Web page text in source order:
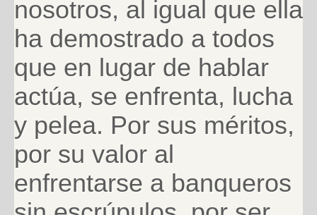
nosotros, al igual que ella
ha demostrado a todos
que en lugar de hablar
actúa, se enfrenta, lucha
y pelea. Por sus méritos,
por su valor al
enfrentarse a banqueros